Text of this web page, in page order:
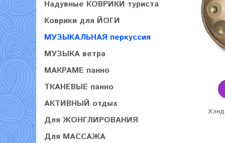
Надувные КОВРИКИ туриста
Коврики для ЙОГИ
МУЗЫКАЛЬНАЯ перкуссия
МУЗЫКА ветра
МАКРАМЕ панно
ТКАНЕВЫЕ панно
АКТИВНЫЙ отдых
Для ЖОНГЛИРОВАНИЯ
Для МАССАЖА